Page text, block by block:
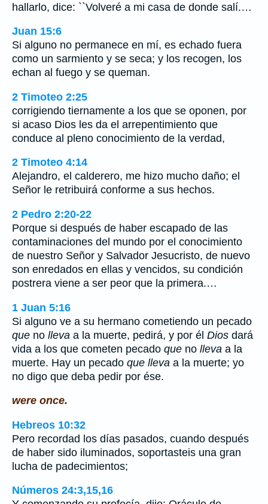
hallarlo, dice: ``Volveré a mi casa de donde salí.…
Juan 15:6
Si alguno no permanece en mí, es echado fuera
como un sarmiento y se seca; y los recogen, los
echan al fuego y se queman.
2 Timoteo 2:25
corrigiendo tiernamente a los que se oponen, por
si acaso Dios les da el arrepentimiento que
conduce al pleno conocimiento de la verdad,
2 Timoteo 4:14
Alejandro, el calderero, me hizo mucho daño; el
Señor le retribuirá conforme a sus hechos.
2 Pedro 2:20-22
Porque si después de haber escapado de las
contaminaciones del mundo por el conocimiento
de nuestro Señor y Salvador Jesucristo, de nuevo
son enredados en ellas y vencidos, su condición
postrera viene a ser peor que la primera.…
1 Juan 5:16
Si alguno ve a su hermano cometiendo un pecado
que no lleva a la muerte, pedirá, y por él Dios dará
vida a los que cometen pecado que no lleva a la
muerte. Hay un pecado que lleva a la muerte; yo
no digo que deba pedir por ése.
were once.
Hebreos 10:32
Pero recordad los días pasados, cuando después
de haber sido iluminados, soportasteis una gran
lucha de padecimientos;
Números 24:3,15,16